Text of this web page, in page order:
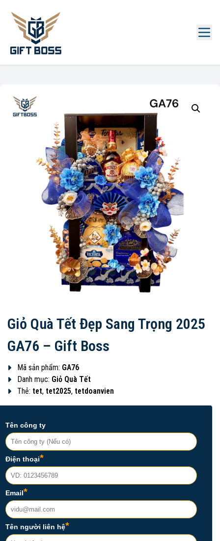
Giỏ Quà Tết Đẹp Sang Trọng 2025
GA76 – Gift Boss
Mã sản phẩm: GA76
Danh mục: Giỏ Quà Tết
Thẻ: tet, tet2025, tetdoanvien